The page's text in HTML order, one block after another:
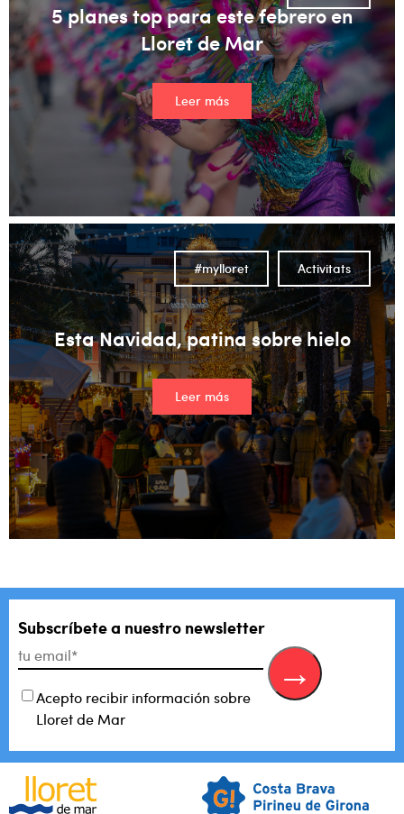
5 planes top para este febrero en
Lloret de Mar
Leer más
Esta Navidad, patina sobre hielo
Leer más
Activitats
#mylloret
Subscríbete a nuestro newsletter
Acepto recibir información sobre
Lloret de Mar